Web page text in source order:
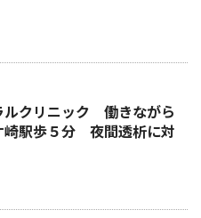
ルクリニック 働きながら
駅歩５分 夜間透析に対